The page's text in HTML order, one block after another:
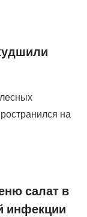
на
салат в
инфекции